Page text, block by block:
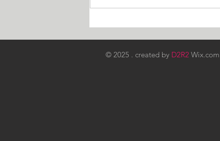
SORGES VILLE ÉTAPE
© 2025 . created by D2R2 Wix.com